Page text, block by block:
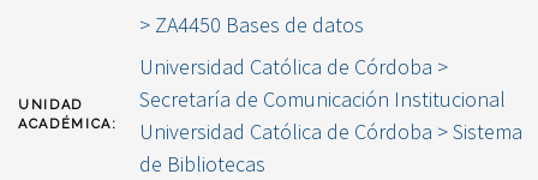
> ZA4450 Bases de datos
UNIDAD
ACADÉMICA:
Universidad Católica de Córdoba >
Secretaría de Comunicación Institucional
Universidad Católica de Córdoba > Sistema
de Bibliotecas